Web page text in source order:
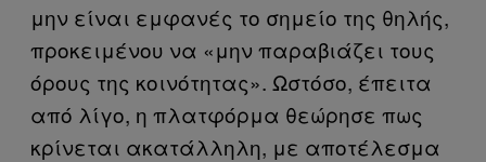
μην είναι εμφανές το σημείο της θηλής,
προκειμένου να «μην παραβιάζει τους
όρους της κοινότητας». Ωστόσο, έπειτα
από λίγο, η πλατφόρμα θεώρησε πως
κρίνεται ακατάλληλη, με αποτέλεσμα